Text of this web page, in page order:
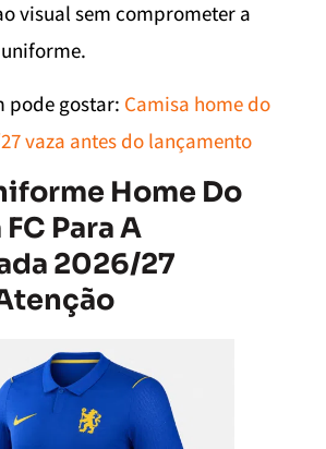
visual sem comprometer a
pode gostar: Camisa home do
vaza antes do lançamento
Home Do
Para A
2026/27